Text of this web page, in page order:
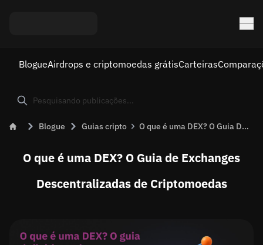
BlogueAirdrops e criptomoedas grátisCarteiras
Blogue Guias cripto O que é uma DEX? O Guia Definitivo Sobre Exchanges Descentralizadas
O que é uma DEX? O Guia de Exchanges
Descentralizadas de Criptomoedas